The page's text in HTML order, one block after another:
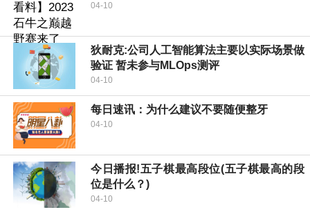
04-10
狄耐克:公司人工智能算法主要以实际场景做
验证 暂未参与MLOps测评
04-10
每日速讯：为什么建议不要随便整牙
04-10
今日播报!五子棋最高段位(五子棋最高的段
位是什么？)
04-10